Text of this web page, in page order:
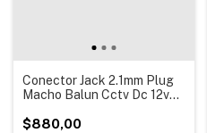
Conector Jack 2.1mm Plug
Macho Balun Cctv Dc 12v
$880,00